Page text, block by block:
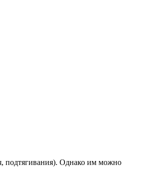
подтягивания). Однако им можно